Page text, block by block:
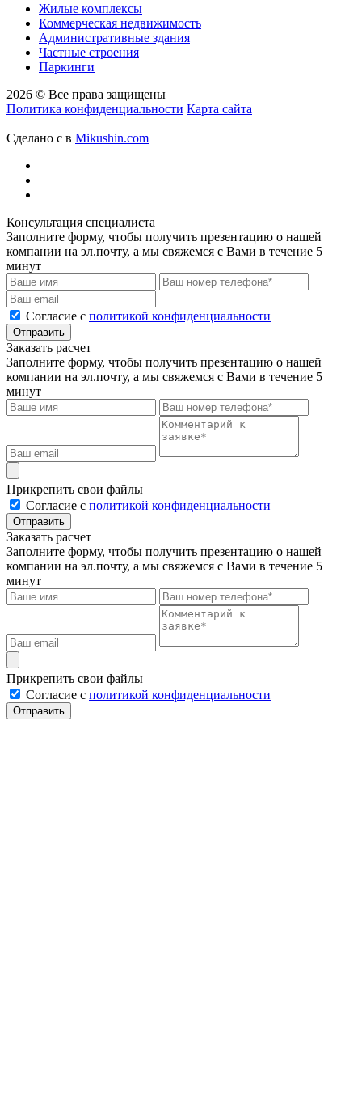
Жилые комплексы
Коммерческая недвижимость
Административные здания
Частные строения
Паркинги
2026 © Все права защищены
Политика конфиденциальности Карта сайта
Сделано с в Mikushin.com
Консультация специалиста
Заполните форму, чтобы получить презентацию о нашей
компании на эл.почту, а мы свяжемся с Вами в течение 5
минут
Cогласие с политикой конфиденциальности
Отправить
Заказать расчет
Заполните форму, чтобы получить презентацию о нашей
компании на эл.почту, а мы свяжемся с Вами в течение 5
минут
Прикрепить свои файлы
Cогласие с политикой конфиденциальности
Отправить
Заказать расчет
Заполните форму, чтобы получить презентацию о нашей
компании на эл.почту, а мы свяжемся с Вами в течение 5
минут
Прикрепить свои файлы
Cогласие с политикой конфиденциальности
Отправить